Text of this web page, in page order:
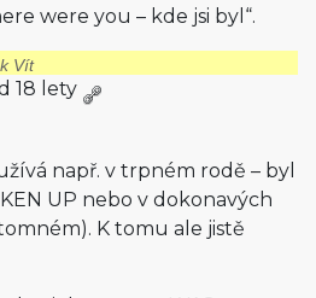
were you – kde jsi byl“.
Vít
18 lety
např. v trpném rodě – byl
UP nebo v dokonavých
K tomu ale jistě